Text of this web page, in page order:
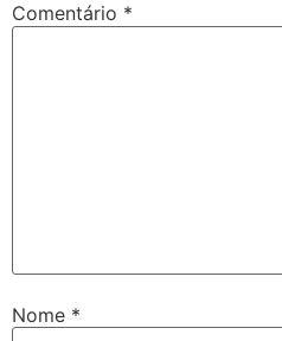
Comentário *
Nome *